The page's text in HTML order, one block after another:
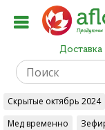
Скрытые октябрь 2024
Мед временно